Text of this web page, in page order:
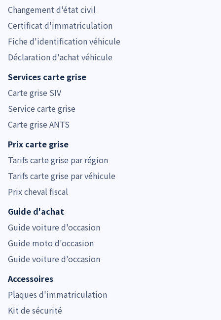
Changement d'état civil
Certificat d'immatriculation
Fiche d'identification véhicule
Déclaration d'achat véhicule
Services carte grise
Carte grise SIV
Service carte grise
Carte grise ANTS
Prix carte grise
Tarifs carte grise par région
Tarifs carte grise par véhicule
Prix cheval fiscal
Guide d'achat
Guide voiture d'occasion
Guide moto d'occasion
Guide voiture d'occasion
Accessoires
Plaques d'immatriculation
Kit de sécurité